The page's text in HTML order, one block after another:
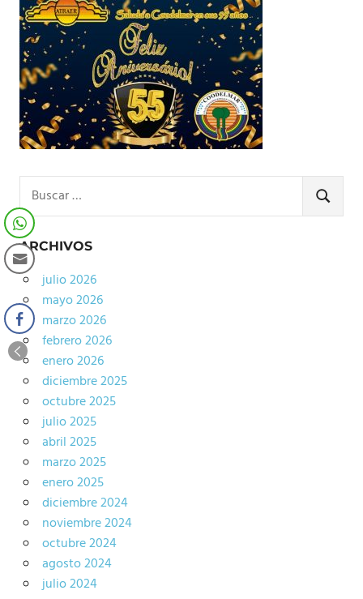
ARCHIVOS
julio 2026
mayo 2026
marzo 2026
febrero 2026
enero 2026
diciembre 2025
octubre 2025
julio 2025
abril 2025
marzo 2025
enero 2025
diciembre 2024
noviembre 2024
octubre 2024
agosto 2024
julio 2024